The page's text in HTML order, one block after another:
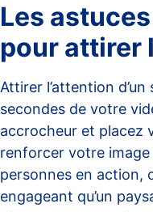
Les
pour attirer
Attirer l’attention
secondes de votre
accrocheur et placez
renforcer votre
personnes en action,
engageant qu’un